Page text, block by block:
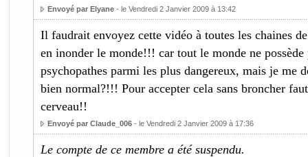
Envoyé par Elyane- le Vendredi 2 Janvier 2009 à 13:42
Il faudrait envoyez cette vidéo à toutes les chaines
en inonder le monde!!! car tout le monde ne possède
psychopathes parmi les plus dangereux, mais je me
bien normal?!!! Pour accepter cela sans broncher
cerveau!!
Envoyé par Claude_006- le Vendredi 2 Janvier 2009 à 17:36
Le compte de ce membre a été suspendu.